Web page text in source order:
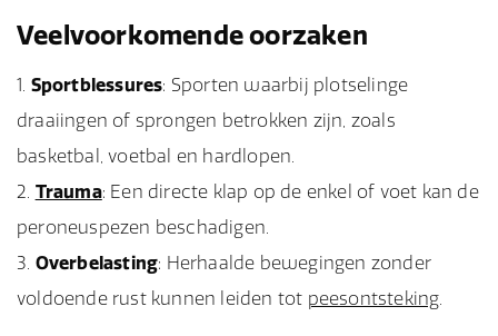
Veelvoorkomende oorzaken
Sportblessures: Sporten waarbij plotselinge
draaiingen of sprongen betrokken zijn, zoals
basketbal, voetbal en hardlopen.
Trauma: Een directe klap op de enkel of voet kan de
peroneuspezen beschadigen.
Overbelasting: Herhaalde bewegingen zonder
voldoende rust kunnen leiden tot peesontsteking.